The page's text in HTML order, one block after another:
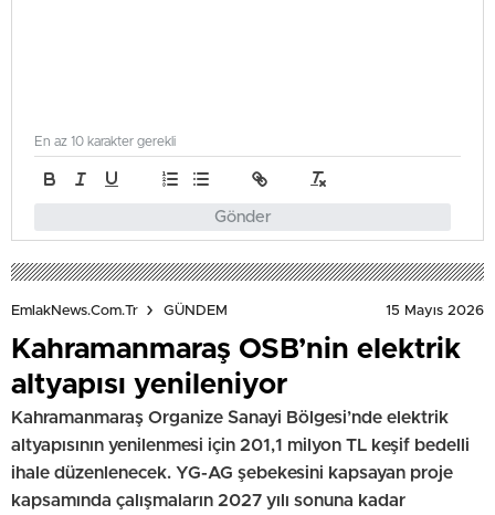
Gönder
En az 10 karakter gerekli
EmlakNews.com.tr GÜNDEM 15 Mayıs 2026
Kahramanmaraş OSB’nin elektrik
altyapısı yenileniyor
Kahramanmaraş Organize Sanayi Bölgesi’nde elektrik
altyapısının yenilenmesi için 201,1 milyon TL keşif bedelli
ihale düzenlenecek. YG-AG şebekesini kapsayan proje
kapsamında çalışmaların 2027 yılı sonuna kadar